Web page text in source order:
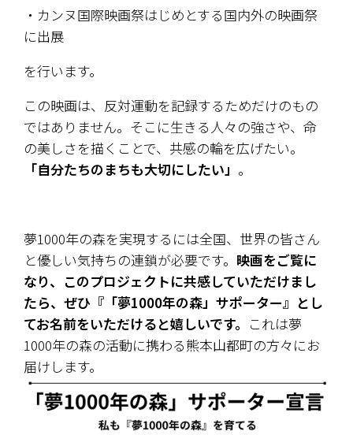
・カンヌ国際映画祭はじめとする国内外の映画祭
に出展
を行います。
この映画は、反対運動を記録するためだけのもの
ではありません。そこに生きる人々の強さや、命
の美しさを描くことで、共感の輪を広げたい。
「自分たちのまちも大切にしたい」 。
夢1000年の森を実現するには全国、世界の皆さん
と優しい気持ちの連鎖が必要です。 映画をご覧に
なり、このプロジェクトに共感していただけまし
たら、ぜひ『「夢1000年の森」サポーター』とし
てお名前をいただけると嬉しいです。 これは夢
1000年の森の活動に携わる熊本山都町の方々にお
届けします。